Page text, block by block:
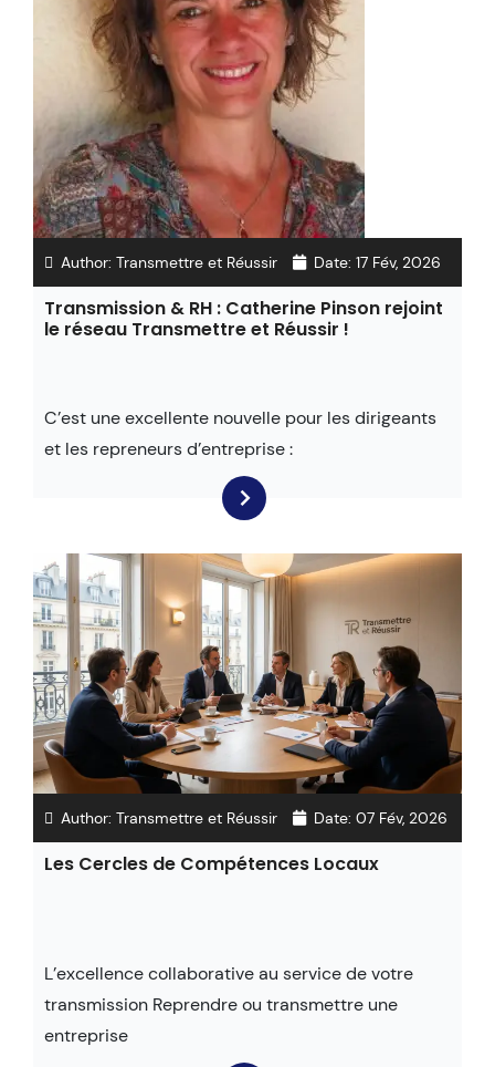
Author: Transmettre et Réussir Date: 17 Fév, 2026
Transmission & RH : Catherine Pinson rejoint
le réseau Transmettre et Réussir !
C’est une excellente nouvelle pour les dirigeants
et les repreneurs d’entreprise :
Author: Transmettre et Réussir Date: 07 Fév, 2026
Les Cercles de Compétences Locaux
L’excellence collaborative au service de votre
transmission Reprendre ou transmettre une
entreprise